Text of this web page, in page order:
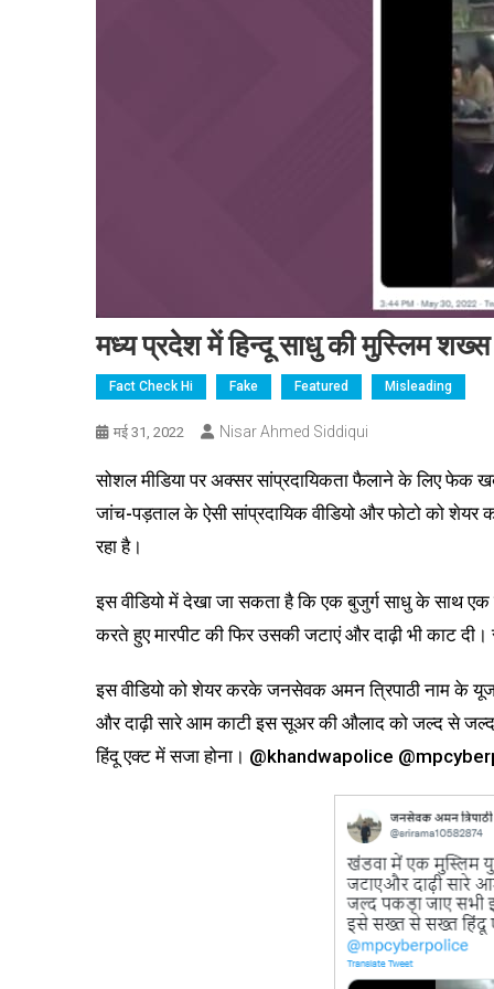
मध्य प्रदेश में हिन्दू साधु की मुस्लिम
Fact Check Hi Fake Featured Misleading
मई 31, 2022 Nisar Ahmed Siddiqui
सोशल मीडिया पर अक्सर सांप्रदायिकता फैलाने के लिए फेक
जांच-पड़ताल के ऐसी सांप्रदायिक वीडियो और फोटो को शेयर
रहा है।
इस वीडियो में देखा जा सकता है कि एक बुजुर्ग साधु के साथ
करते हुए मारपीट की फिर उसकी जटाएं और दाढ़ी भी काट
इस वीडियो को शेयर करके जनसेवक अमन त्रिपाठी नाम के
और दाढ़ी सारे आम काटी इस सूअर की औलाद को जल्द से जल्द
हिंदू एक्ट में सजा होना। @khandwapolice